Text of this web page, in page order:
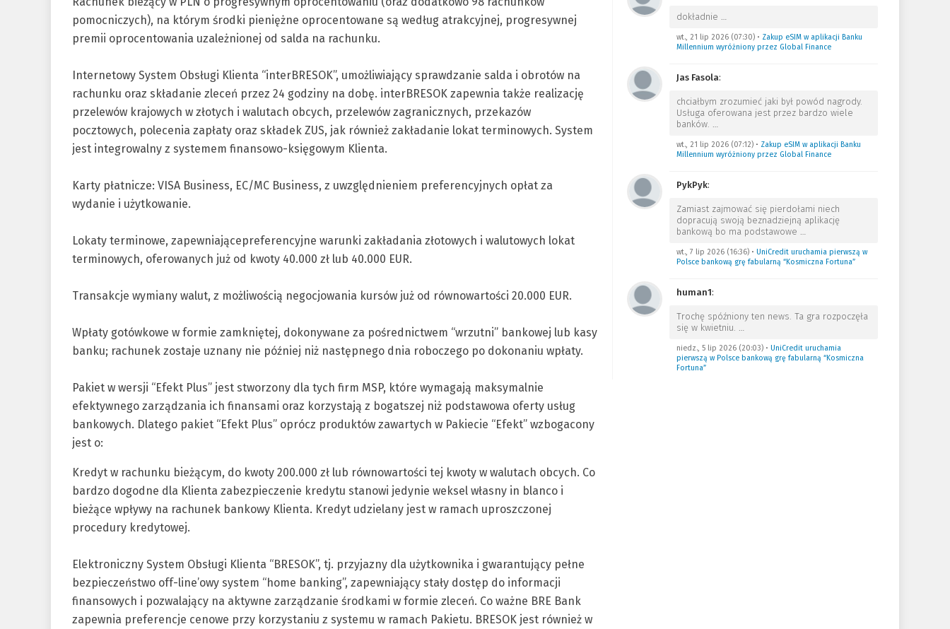
pomocniczych), na którym środki pieniężne oprocentowane są według atrakcyjnej, progresywnej
premii oprocentowania uzależnionej od salda na rachunku.
Internetowy System Obsługi Klienta “interBRESOK”, umożliwiający sprawdzanie salda i obrotów na
rachunku oraz składanie zleceń przez 24 godziny na dobę. interBRESOK zapewnia także realizację
przelewów krajowych w złotych i walutach obcych, przelewów zagranicznych, przekazów
pocztowych, polecenia zapłaty oraz składek ZUS, jak również zakładanie lokat terminowych. System
jest integrowalny z systemem finansowo-księgowym Klienta.
Karty płatnicze: VISA Business, EC/MC Business, z uwzględnieniem preferencyjnych opłat za
wydanie i użytkowanie.
Lokaty terminowe, zapewniającepreferencyjne warunki zakładania złotowych i walutowych lokat
terminowych, oferowanych już od kwoty 40.000 zł lub 40.000 EUR.
Transakcje wymiany walut, z możliwością negocjowania kursów już od równowartości 20.000 EUR.
Wpłaty gotówkowe w formie zamkniętej, dokonywane za pośrednictwem “wrzutni” bankowej lub kasy
banku; rachunek zostaje uznany nie później niż następnego dnia roboczego po dokonaniu wpłaty.
Pakiet w wersji “Efekt Plus” jest stworzony dla tych firm MSP, które wymagają maksymalnie
efektywnego zarządzania ich finansami oraz korzystają z bogatszej niż podstawowa oferty usług
bankowych. Dlatego pakiet “Efekt Plus” oprócz produktów zawartych w Pakiecie “Efekt” wzbogacony
jest o:
Kredyt w rachunku bieżącym, do kwoty 200.000 zł lub równowartości tej kwoty w walutach obcych. Co
bardzo dogodne dla Klienta zabezpieczenie kredytu stanowi jedynie weksel własny in blanco i
bieżące wpływy na rachunek bankowy Klienta. Kredyt udzielany jest w ramach uproszczonej
procedury kredytowej.
Elektroniczny System Obsługi Klienta “BRESOK”, tj. przyjazny dla użytkownika i gwarantujący pełne
bezpieczeństwo off-line’owy system “home banking”, zapewniający stały dostęp do informacji
finansowych i pozwalający na aktywne zarządzanie środkami w formie zleceń. Co ważne BRE Bank
zapewnia preferencje cenowe przy korzystaniu z systemu w ramach Pakietu. BRESOK jest również w
dokładnie …
wt., 21 lip 2026 (07:30)• Zakup eSIM w aplikacji Banku
Millennium wyróżniony przez Global Finance
Jas Fasola:
chciałbym zrozumieć jaki był powód nagrody.
Usługa oferowana jest przez bardzo wiele
banków. …
wt., 21 lip 2026 (07:12)• Zakup eSIM w aplikacji Banku
Millennium wyróżniony przez Global Finance
PykPyk:
Zamiast zajmować się pierdołami niech
dopracują swoją beznadziejną aplikację
bankową bo ma podstawowe …
wt., 7 lip 2026 (16:36)• UniCredit uruchamia pierwszą w
Polsce bankową grę fabularną “Kosmiczna Fortuna”
human1:
Trochę spóźniony ten news. Ta gra rozpoczęła
się w kwietniu. …
niedz., 5 lip 2026 (20:03)• UniCredit uruchamia
pierwszą w Polsce bankową grę fabularną “Kosmiczna
Fortuna”